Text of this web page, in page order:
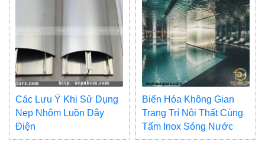
Các Lưu Ý Khi Sử Dụng
Nẹp Nhôm Luồn Dây
Điện
Biến Hóa Không Gian
Trang Trí Nội Thất Cùng
Tấm Inox Sóng Nước